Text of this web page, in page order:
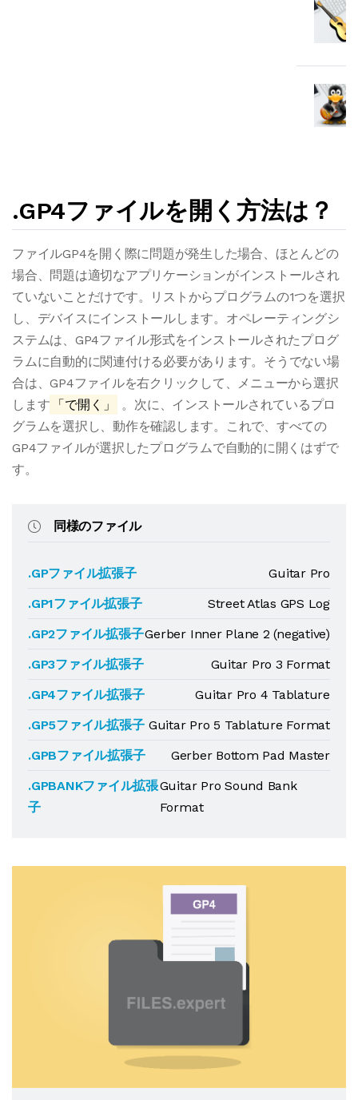
.GP4ファイルを開く方法は？
ファイルGP4を開く際に問題が発生した場合、ほとんどの
場合、問題は適切なアプリケーションがインストールされ
ていないことだけです。リストからプログラムの1つを選択
し、デバイスにインストールします。オペレーティングシ
ステムは、GP4ファイル形式をインストールされたプログ
ラムに自動的に関連付ける必要があります。そうでない場
合は、GP4ファイルを右クリックして、メニューから選択
します
「で開く」
。次に、インストールされているプロ
グラムを選択し、動作を確認します。これで、すべての
GP4ファイルが選択したプログラムで自動的に開くはずで
す。
同様のファイル
.GPファイル拡張子
Guitar Pro
.GP1ファイル拡張子
Street Atlas GPS Log
.GP2ファイル拡張子Gerber Inner Plane 2 (negative)
.GP3ファイル拡張子
Guitar Pro 3 Format
.GP4ファイル拡張子
Guitar Pro 4 Tablature
.GP5ファイル拡張子 Guitar Pro 5 Tablature Format
.GPBファイル拡張子
Gerber Bottom Pad Master
.GPBANKファイル拡張
子
Guitar Pro Sound Bank
Format